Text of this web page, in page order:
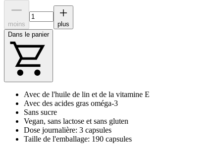
moins
plus
Dans le panier
Avec de l'huile de lin et de la vitamine E
Avec des acides gras oméga-3
Sans sucre
Vegan, sans lactose et sans gluten
Dose journalière: 3 capsules
Taille de l'emballage: 190 capsules